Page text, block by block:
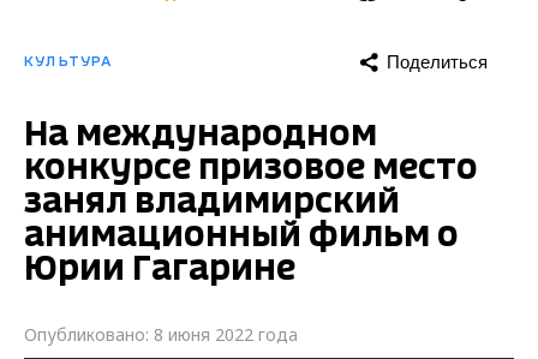
КУЛЬТУРА Поделиться
На международном
конкурсе призовое место
занял владимирский
анимационный фильм о
Юрии Гагарине
Опубликовано: 8 июня 2022 года